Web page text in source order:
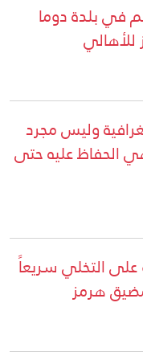
في بلدة دوما
وليس مجرد
هي الحفاظ عليه حتى
على التخلي سريعاً
هرمز